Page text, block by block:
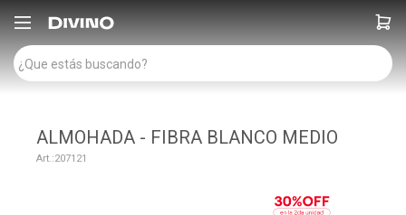

ALMOHADA - FIBRA BLANCO MEDIO
207121